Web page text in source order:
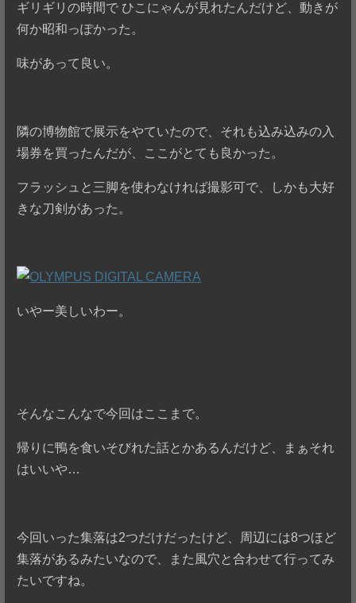
ギリギリの時間で ひこにゃんが見れたんだけど、動きが
何か昭和っぽかった。
味があって良い。
隣の博物館で展示をやていたので、それも込み込みの入
場券を買ったんだが、ここがとても良かった。
フラッシュと三脚を使わなければ撮影可で、しかも大好
きな刀剣があった。
いやー美しいわー。
そんなこんなで今回はここまで。
帰りに鴨を食いそびれた話とかあるんだけど、まぁそれ
はいいや…
今回いった集落は2つだけだったけど、周辺には8つほど
集落があるみたいなので、また風穴と合わせて行ってみ
たいですね。